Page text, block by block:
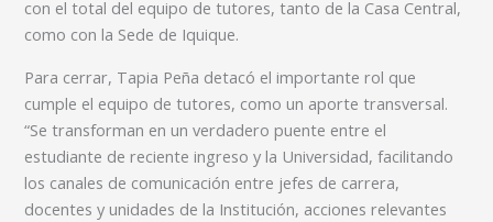
con el total del equipo de tutores, tanto de la Casa Central,
como con la Sede de Iquique.
Para cerrar, Tapia Peña detacó el importante rol que
cumple el equipo de tutores, como un aporte transversal.
“Se transforman en un verdadero puente entre el
estudiante de reciente ingreso y la Universidad, facilitando
los canales de comunicación entre jefes de carrera,
docentes y unidades de la Institución, acciones relevantes